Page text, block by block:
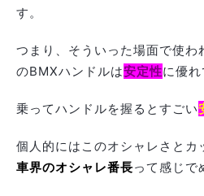
す。
つまり、そういった場面で使わ
のBMXハンドルは安定性に優れ
乗ってハンドルを握るとすごい
個人的にはこのオシャレさとカ
車界のオシャレ番長って感じで